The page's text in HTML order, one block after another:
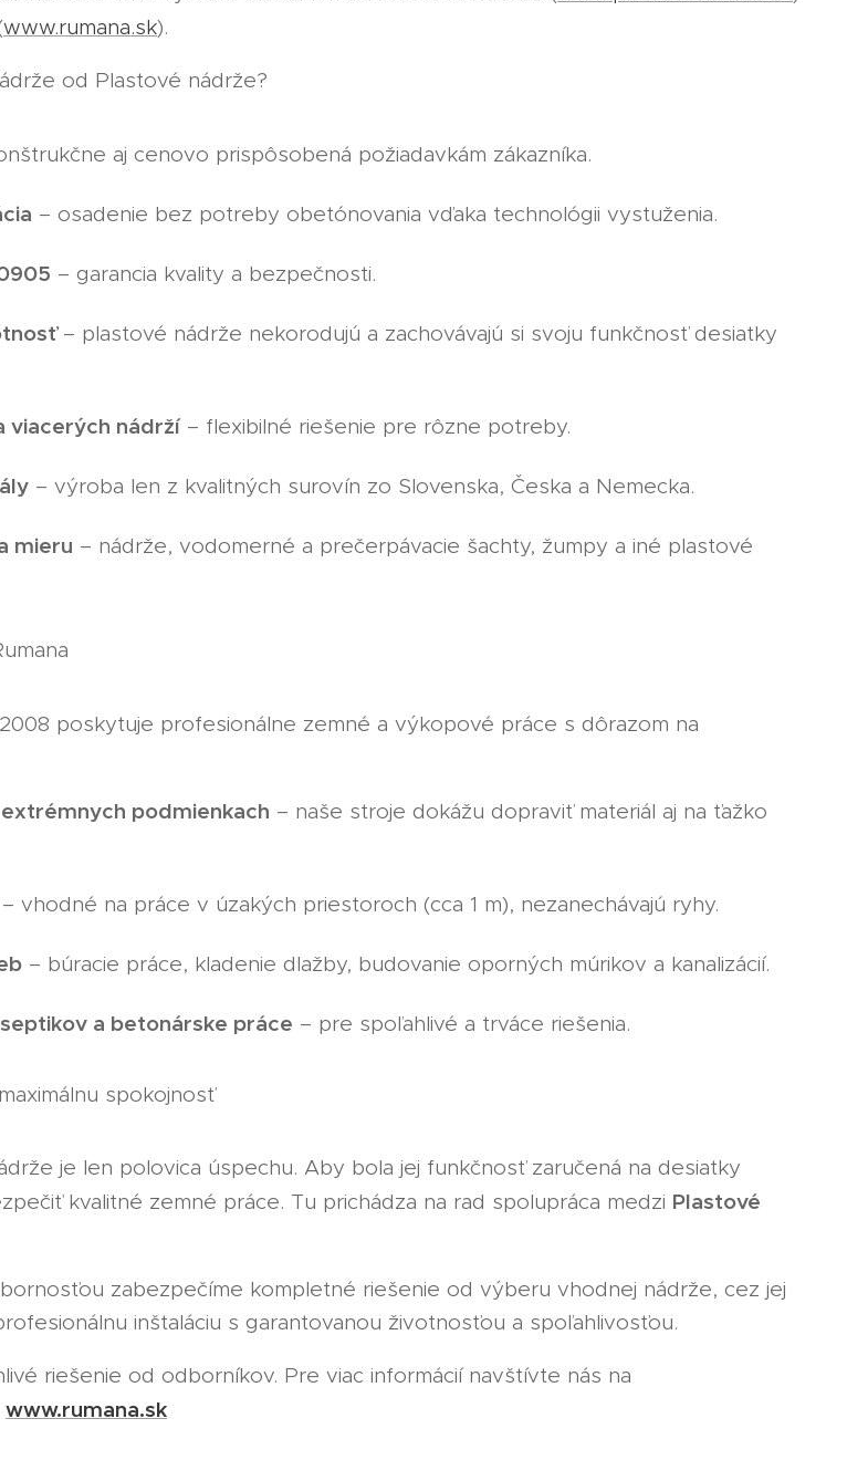
www.rumana.sk).
od Plastové nádrže?
aj cenovo prispôsobená požiadavkám zákazníka.
– osadenie bez potreby obetónovania vďaka technológii vystuženia.
– garancia kvality a bezpečnosti.
– plastové nádrže nekorodujú a zachovávajú si svoju funkčnosť desiatky
viacerých nádrží– flexibilné riešenie pre rôzne potreby.
– výroba len z kvalitných surovín zo Slovenska, Česka a Nemecka.
mieru – nádrže, vodomerné a prečerpávacie šachty, žumpy a iné plastové
poskytuje profesionálne zemné a výkopové práce s dôrazom na
podmienkach – naše stroje dokážu dopraviť materiál aj na ťažko
– vhodné na práce v úzakých priestoroch (cca 1 m), nezanechávajú ryhy.
– búracie práce, kladenie dlažby, budovanie oporných múrikov a kanalizácií.
a betonárske práce – pre spoľahlivé a trváce riešenia.
spokojnosť
je len polovica úspechu. Aby bola jej funkčnosť zaručená na desiatky
kvalitné zemné práce. Tu prichádza na rad spolupráca medzi Plastové
zabezpečíme kompletné riešenie od výberu vhodnej nádrže, cez jej
inštaláciu s garantovanou životnosťou a spoľahlivosťou.
riešenie od odborníkov. Pre viac informácií navštívte nás na
www.rumana.sk